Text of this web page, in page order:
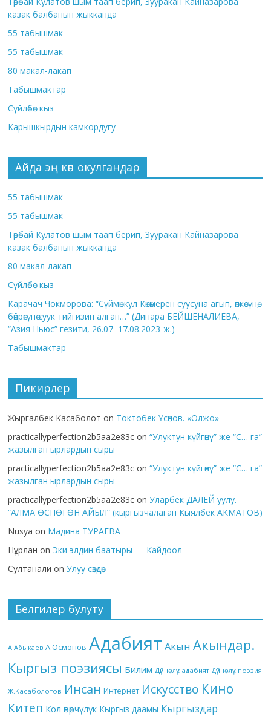
казак балбанын жыкканда
55 табышмак
55 табышмак
80 макал-лакап
Табышмактар
Сүйлөбөс кыз
Карышкырдын камкордугу
Айда эң көп окулгандар
55 табышмак
55 табышмак
Төрөбай Кулатов шым таап берип, Зууракан Кайназарова
казак балбанын жыкканда
80 макал-лакап
Сүйлөбөс кыз
Карачач Чокморова: “Сүймөнкул Көкөмерен суусуна агып, өпкөсүнө,
бөйрөгүнө суук тийгизип алган…” (Динара БЕЙШЕНАЛИЕВА,
“Азия Ньюс” гезити, 26.07–17.08.2023-ж.)
Табышмактар
Пикирлер
Жыргалбек Касаболот on Токтобек Үсөнов. «Олжо»
practicallyperfection2b5aa2e83c on“Улуктун күйгөнү” же “С… га”
жазылган ырлардын сыры
practicallyperfection2b5aa2e83c on“Улуктун күйгөнү” же “С… га”
жазылган ырлардын сыры
practicallyperfection2b5aa2e83c onУларбек ДАЛЕЙ уулу.
“АЛМА ӨСПӨГӨН АЙЫЛ” (кыргызчалаган Кыялбек АКМАТОВ)
Nusya on Мадина ТУРАЕВА
Нұрлан on Эки элдин баатыры — Кайдоол
Султанали onУлуу сөздөр
Белгилер булуту
А.Абыкаев А.Осмонов Адабият Акын Акындар.
Кыргыз поэзиясы Билим Дүйнөлүк адабият Дүйнөлүк поэзия
Ж.Касаболотов Инсан Интернет Искусство Кино
Китеп Кол өнөрчүлүк Кыргыз даамы Кыргыздар